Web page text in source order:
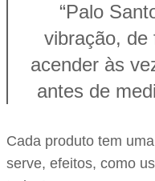
“Palo
vibração, de
acender às
antes de
Cada produto tem
serve, efeitos, como